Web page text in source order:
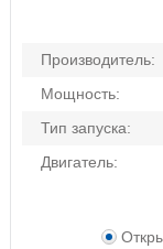
Производитель:
Мощность:
Тип запуска:
Двигатель: